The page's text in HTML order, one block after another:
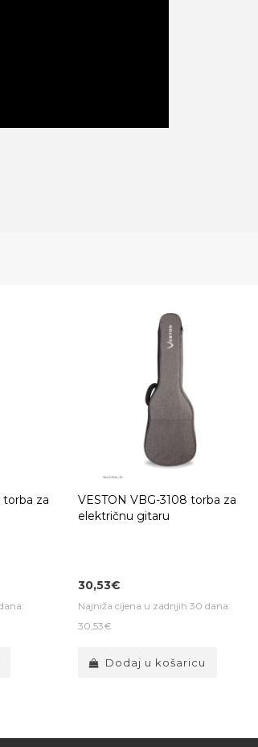
torba za
VESTON VBG-3108 torba za
električnu gitaru
30,53€
Najniža cijena u zadnjih 30 dana:
30,53€
Dodaj u košaricu